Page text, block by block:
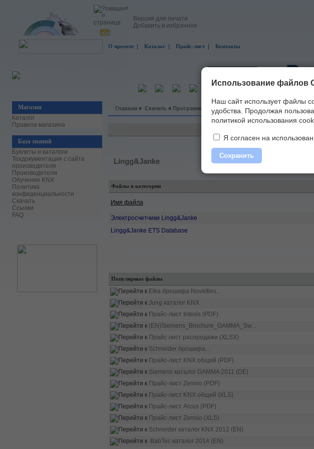
Версия для печати
Добавить в избранное
О проекте| Каталог| Прайс-лист| Контакты
Магазин
Каталог
Правила магазина
База знаний
Буклеты и каталоги
Техдокументация с сайта
производителя
Производители
Обучение KNX
Политика
конфиденциальности
Скачать
Ссылки
FAQ
Главная» Скачать » Программное обеспечение»
Lingg&Janke
Файлы в категории
Имя файла
Электросчетчики Lingg&Janke
Lingg&Janke ETS Database
Популярные файлы
Elka брошюра Novelties...
Jung каталог KNX
Прайс-лист Intesis (PDF)
(EN)Siemens_Brochure_GAMMA_Sw...
Прайс лист распродажи (XLSX)
Schneider брошюра...
Прайс-лист KNX общий (PDF)
Siemens каталог GAMMA 2011 (DE)
Прайс-лист Zennio (PDF)
Прайс-лист KNX общий (XLS)
Прайс-лист Arcus (PDF)
Прайс-лист Zennio (XLS)
Schneider каталог KNX 2012 (EN)
BabTec каталог 2014 (EN)
Использование файлов
Наш сайт использует файлы
удобства. Продолжая
политикой использования
Я согласен на
Сохранить